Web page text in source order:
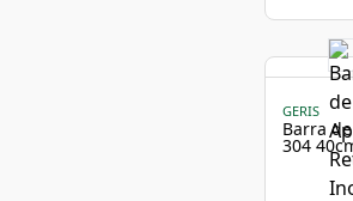
GERIS
Barra
304